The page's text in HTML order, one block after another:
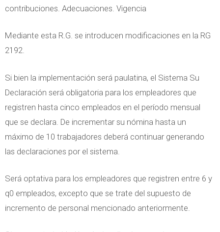
s
R
s
e
n
c
i
a
contribuciones. Adecuaciones. Vigencia
Mediante esta R.G. se introducen modificaciones en la RG
2192.
Si bien la implementación será paulatina, el Sistema Su
Declaración será obligatoria para los empleadores que
registren hasta cinco empleados en el período mensual
que se declara. De incrementar su nómina hasta un
máximo de 10 trabajadores deberá continuar generando
las declaraciones por el sistema.
Será optativa para los empleadores que registren entre 6 y
q0 empleados, excepto que se trate del supuesto de
incremento de personal mencionado anteriormente.